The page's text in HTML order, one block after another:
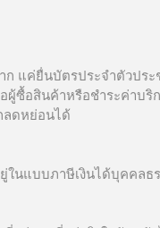
แค่ยื่นบัตรประจำตัวปร
ซื้อสินค้าหรือชำระค่าบริ
ดหย่อนได้
ในแบบภาษีเงินได้บุคคลธ